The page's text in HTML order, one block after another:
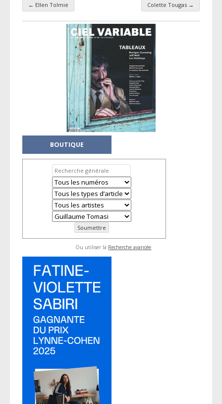
Navigation par taxonomie
← Ellen Tolmie Colette Tougas →
BOUTIQUE
Ou utiliser la Recherche avancée